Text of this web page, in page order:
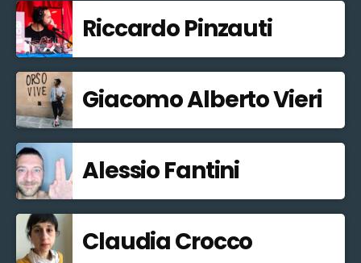
Riccardo Pinzauti
Giacomo Alberto Vieri
Alessio Fantini
Claudia Crocco